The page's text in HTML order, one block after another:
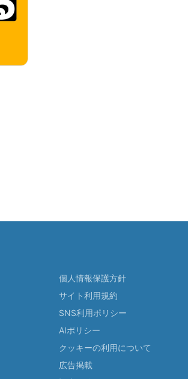
個人情報保護方針
サイト利用規約
SNS利用ポリシー
AIポリシー
クッキーの利用について
広告掲載